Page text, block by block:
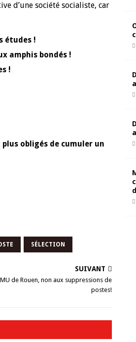
d’une société socialiste, car
études !
amphis bondés !
!
obligés de cumuler un
SÉLECTION
SUIVANT
de Rouen, non aux suppressions de
postes!